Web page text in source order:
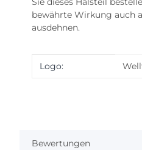
bewährte Wirkung auch
ausdehnen.
Produkteigenschaft
Wert
Logo:
Bewertungen